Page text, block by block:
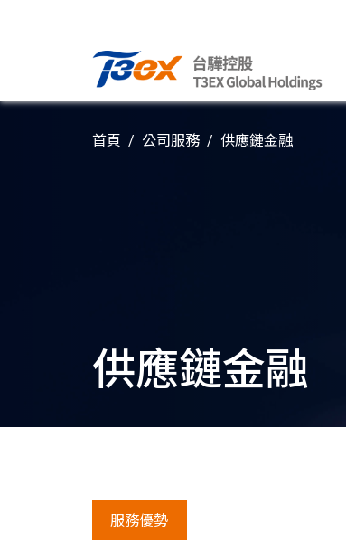
首頁 公司服務 供應鏈金融
供應鏈金融
服務優勢